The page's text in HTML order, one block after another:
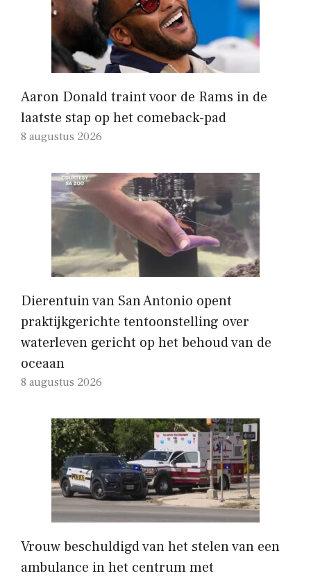
Aaron Donald traint voor de Rams in de
laatste stap op het comeback-pad
8 augustus 2026
Dierentuin van San Antonio opent
praktijkgerichte tentoonstelling over
waterleven gericht op het behoud van de
oceaan
8 augustus 2026
Vrouw beschuldigd van het stelen van een
ambulance in het centrum met